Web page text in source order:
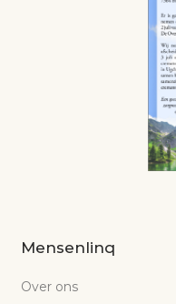
Mensenlinq
Over ons